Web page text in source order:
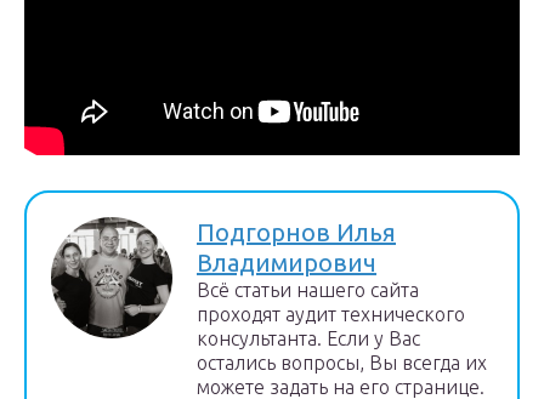
Подгорнов Илья
Владимирович
Всё статьи нашего сайта
проходят аудит технического
консультанта. Если у Вас
остались вопросы, Вы всегда их
можете задать на его странице.